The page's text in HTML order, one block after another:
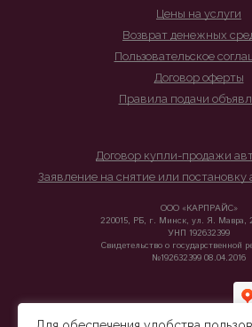
Цены на услуги
Возврат денежных
Пользовательское
Договор оферты
Правила подачи
Договор купли-продажи
Заявление на снятие или постановку
ООО «КАРПРАЙС»
220015, РБ, г. Минск, ул. Я. Мавра,
УНП 192632399
Свидетельство о государственной
№192632399 08.04.2016